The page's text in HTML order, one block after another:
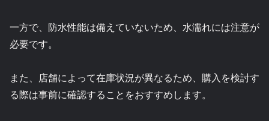
一方で、防水性能は備えていないため、水濡れには注意が
必要です。
また、店舗によって在庫状況が異なるため、購入を検討す
る際は事前に確認することをおすすめします。